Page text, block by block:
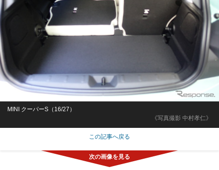
《写真撮影 中村孝仁》
MINI クーパーS（16/27）
この記事へ戻る